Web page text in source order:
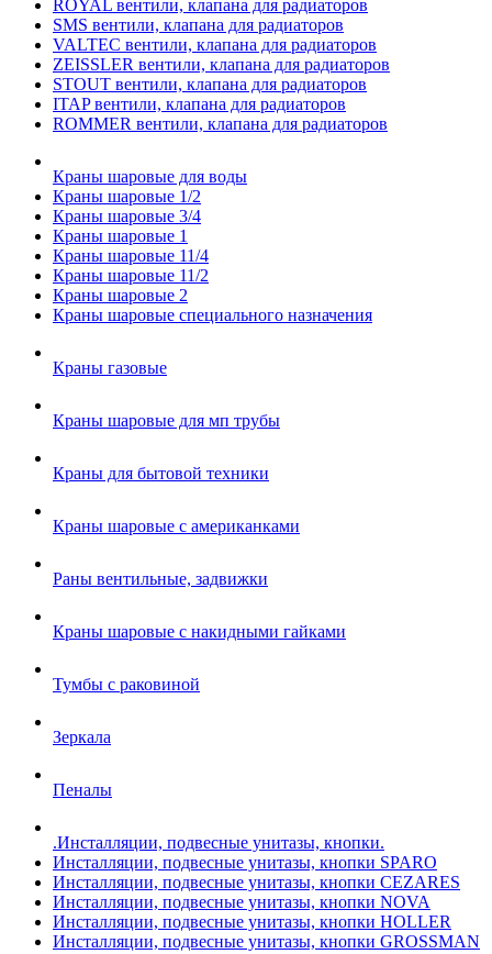
ROYAL вентили, клапана для радиаторов
SMS вентили, клапана для радиаторов
VALTEC вентили, клапана для радиаторов
ZEISSLER вентили, клапана для радиаторов
STOUT вентили, клапана для радиаторов
ITAP вентили, клапана для радиаторов
ROMMER вентили, клапана для радиаторов
Краны шаровые для воды
Краны шаровые 1/2
Краны шаровые 3/4
Краны шаровые 1
Краны шаровые 11/4
Краны шаровые 11/2
Краны шаровые 2
Краны шаровые специального назначения
Краны газовые
Краны шаровые для мп трубы
Краны для бытовой техники
Краны шаровые с американками
Раны вентильные, задвижки
Краны шаровые с накидными гайками
Тумбы с раковиной
Зеркала
Пеналы
.Инсталляции, подвесные унитазы, кнопки.
Инсталляции, подвесные унитазы, кнопки SPARO
Инсталляции, подвесные унитазы, кнопки CEZARES
Инсталляции, подвесные унитазы, кнопки NOVA
Инсталляции, подвесные унитазы, кнопки HOLLER
Инсталляции, подвесные унитазы, кнопки GROSSMAN